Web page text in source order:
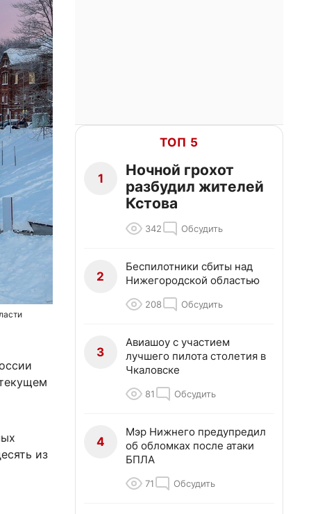
из
ТОП 5
1
Ночной грохот
разбудил жителей
Кстова
342 Обсудить
2
Беспилотники сбиты над
Нижегородской областью
208 Обсудить
3
Авиашоу с участием
лучшего пилота столетия в
Чкаловске
81 Обсудить
4
Мэр Нижнего предупредил
об обломках после атаки
БПЛА
71 Обсудить